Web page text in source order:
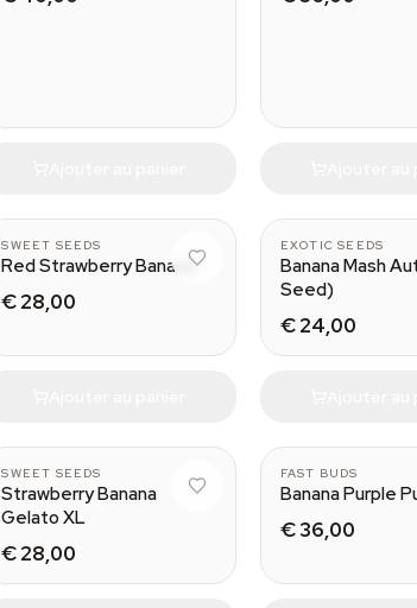
SWEET SEEDS
Red Strawberry Banana
€ 28,00
EXOTIC SEEDS
Banana Mash
Seed)
€ 24,00
SWEET SEEDS
Strawberry Banana
Gelato XL
€ 28,00
FAST BUDS
Banana Purple
€ 36,00